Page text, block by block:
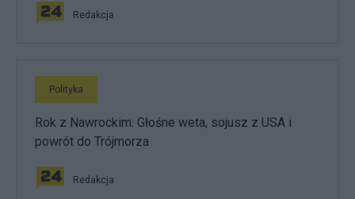
Redakcja
Polityka
Rok z Nawrockim. Głośne weta, sojusz z USA i
powrót do Trójmorza
Redakcja